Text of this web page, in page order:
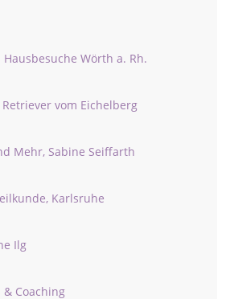
Wörth a. Rh.
vom Eichelberg
Mehr, Sabine Seiffarth
Karlsruhe
Ilg
Coaching